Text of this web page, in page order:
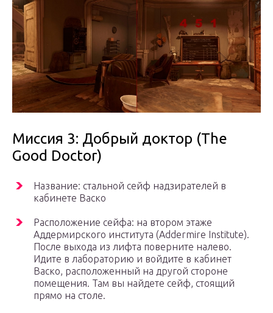
Миссия 3: Добрый доктор (The
Good Doctor)
Название: стальной сейф надзирателей в
кабинете Васко
Расположение сейфа: на втором этаже
Аддермирского института (Addermire Institute).
После выхода из лифта поверните налево.
Идите в лабораторию и войдите в кабинет
Васко, расположенный на другой стороне
помещения. Там вы найдете сейф, стоящий
прямо на столе.